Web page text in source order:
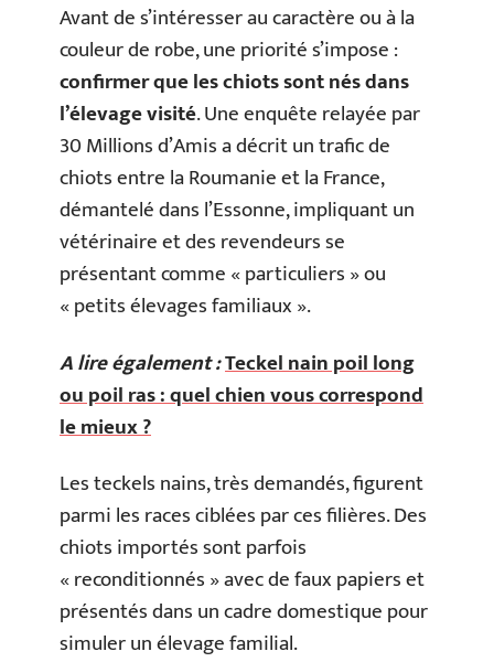
Avant de s’intéresser au caractère ou à la
couleur de robe, une priorité s’impose :
confirmer que les chiots sont nés dans
l’élevage visité. Une enquête relayée par
30 Millions d’Amis a décrit un trafic de
chiots entre la Roumanie et la France,
démantelé dans l’Essonne, impliquant un
vétérinaire et des revendeurs se
présentant comme « particuliers » ou
« petits élevages familiaux ».
A lire également :Teckel nain poil long
ou poil ras : quel chien vous correspond
le mieux ?
Les teckels nains, très demandés, figurent
parmi les races ciblées par ces filières. Des
chiots importés sont parfois
« reconditionnés » avec de faux papiers et
présentés dans un cadre domestique pour
simuler un élevage familial.